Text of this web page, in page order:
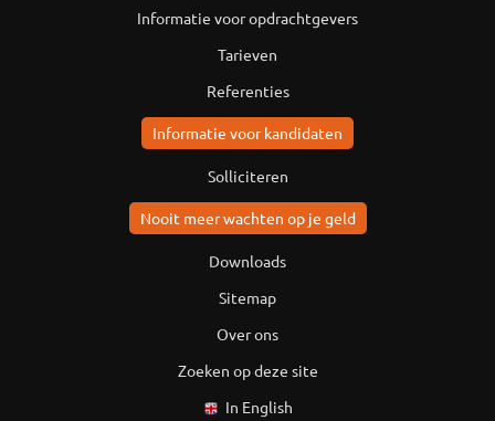
Informatie voor opdrachtgevers
Tarieven
Referenties
Informatie voor kandidaten
Solliciteren
Nooit meer wachten op je geld
Downloads
Sitemap
Over ons
Zoeken op deze site
In English